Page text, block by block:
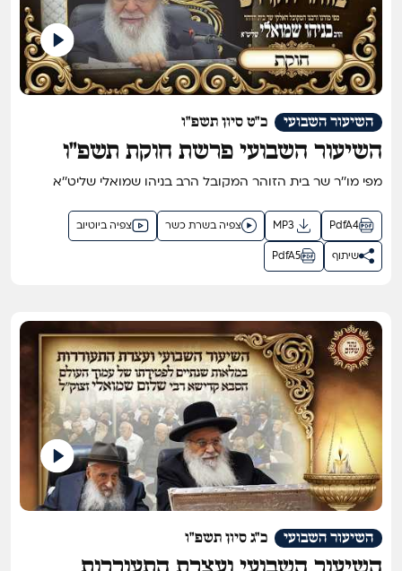
כ"ט סיון תשפ"ו השיעור השבועי
השיעור השבועי פרשת חוקת תשפ"ו
מפי מו''ר שר בית הזוהר המקובל הרב בניהו שמואלי שליט''א
צפיה ביוטיוב צפיה בשרת כשר MP3 PdfA4
PdfA5 שיתוף
כ"ג סיון תשפ"ו השיעור השבועי